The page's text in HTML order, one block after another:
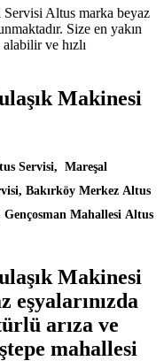
Altus marka beyaz
Size en yakın
ve hızlı
Makinesi
Servisi, Mareşal
Bakırköy Merkez Altus
Mahallesi Altus
Makinesi
eşyalarınızda
arıza ve
mahallesi